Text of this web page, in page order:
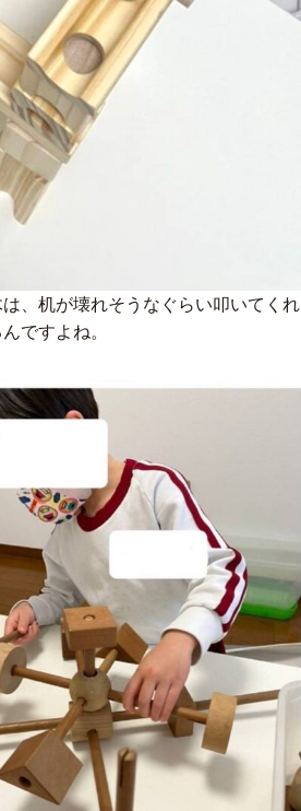
、机が壊れそうなぐらい叩いてくれ
ですよね。